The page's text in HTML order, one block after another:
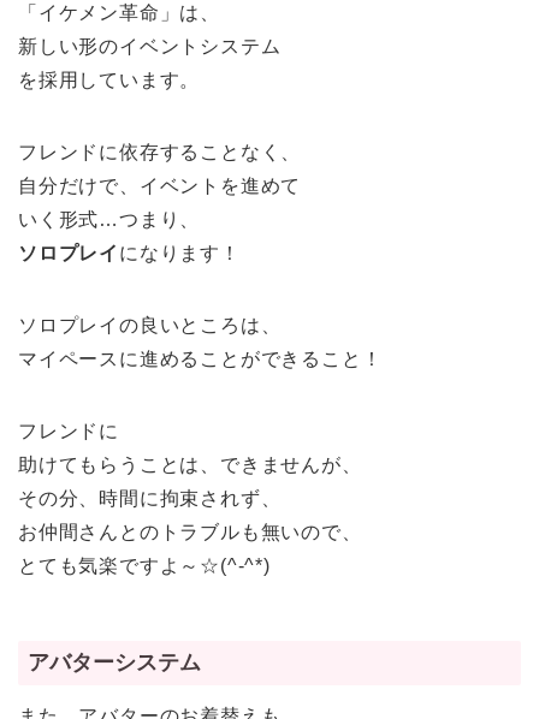
「イケメン革命」は、
新しい形のイベントシステム
を採用しています。
フレンドに依存することなく、
自分だけで、イベントを進めて
いく形式…つまり、
ソロプレイ になります！
ソロプレイの良いところは、
マイペースに進めることができること！
フレンドに
助けてもらうことは、できませんが、
その分、時間に拘束されず、
お仲間さんとのトラブルも無いので、
とても気楽ですよ～☆(^-^*)
アバターシステム